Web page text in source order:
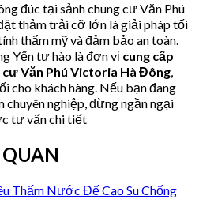
đúc tại sảnh chung cư Văn Phú
thảm trải cỡ lớn là giải pháp tối
thẩm mỹ và đảm bảo an toàn.
Yến tự hào là đơn vị cung cấp
Văn Phú Victoria Hà Đông,
cho khách hàng. Nếu bạn đang
nghiệp, đừng ngần ngại
tư vấn chi tiết